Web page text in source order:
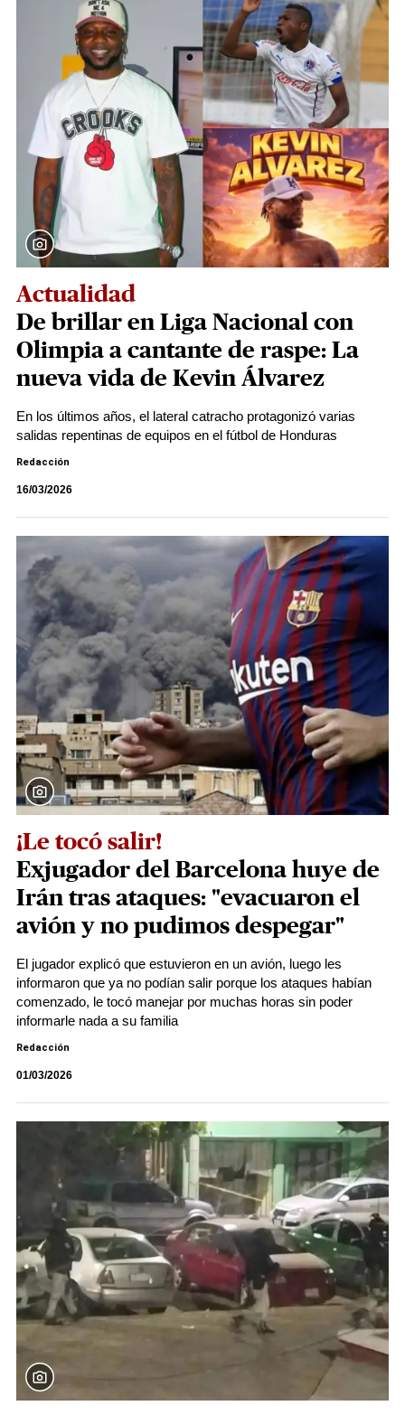
Actualidad
De brillar en Liga Nacional con
Olimpia a cantante de raspe: La
nueva vida de Kevin Álvarez
En los últimos años, el lateral catracho protagonizó varias
salidas repentinas de equipos en el fútbol de Honduras
Redacción
16/03/2026
¡Le tocó salir!
Exjugador del Barcelona huye de
Irán tras ataques: "evacuaron el
avión y no pudimos despegar"
El jugador explicó que estuvieron en un avión, luego les
informaron que ya no podían salir porque los ataques habían
comenzado, le tocó manejar por muchas horas sin poder
informarle nada a su familia
Redacción
01/03/2026